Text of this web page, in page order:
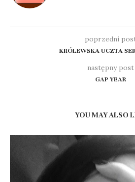
poprzedni
KRÓLEWSKA UCZTA
następny post
GAP YEAR
YOU MAY ALSO